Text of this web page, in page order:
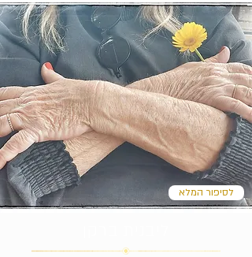
לסיפור המלא